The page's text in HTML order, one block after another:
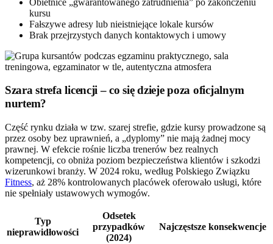
kursu
Fałszywe adresy lub nieistniejące lokale kursów
Brak przejrzystych danych kontaktowych i umowy
Szara strefa licencji – co się dzieje poza oficjalnym
nurtem?
Część rynku działa w tzw. szarej strefie, gdzie kursy prowadzone są
przez osoby bez uprawnień, a „dyplomy” nie mają żadnej mocy
prawnej. W efekcie rośnie liczba trenerów bez realnych
kompetencji, co obniża poziom bezpieczeństwa klientów i szkodzi
wizerunkowi branży. W 2024 roku, według Polskiego Związku
Fitness, aż 28% kontrolowanych placówek oferowało usługi, które
nie spełniały ustawowych wymogów.
Typ
nieprawidłowości
Odsetek
przypadków
(2024)
Najczęstsze konsekwencje